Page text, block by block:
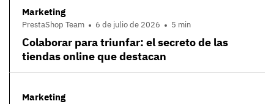
Marketing
PrestaShop Team 6 de julio de 2026 5 min
Colaborar para triunfar: el secreto de las
tiendas online que destacan
Marketing